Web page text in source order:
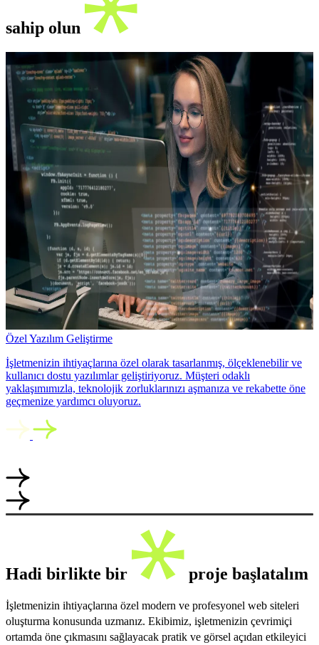
sahip olun
Özel Yazılım Geliştirme
İşletmenizin ihtiyaçlarına özel olarak tasarlanmış, ölçeklenebilir ve
kullanıcı dostu yazılımlar geliştiriyoruz. Müşteri odaklı
yaklaşımımızla, teknolojik zorluklarınızı aşmanıza ve rekabette öne
geçmenize yardımcı oluyoruz.
Hadi birlikte bir proje başlatalım
İşletmenizin ihtiyaçlarına özel modern ve profesyonel web siteleri
oluşturma konusunda uzmanız. Ekibimiz, işletmenizin çevrimiçi
ortamda öne çıkmasını sağlayacak pratik ve görsel açıdan etkileyici